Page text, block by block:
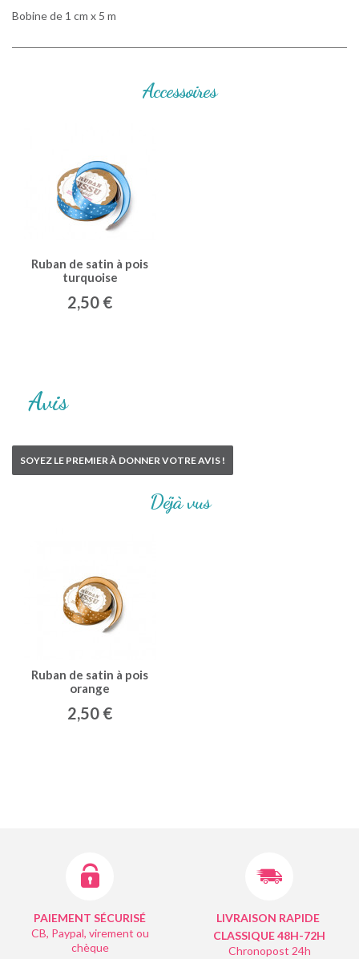
Bobine de 1 cm x 5 m
Accessoires
Ruban de satin à pois
turquoise
2,50 €
Avis
SOYEZ LE PREMIER À DONNER VOTRE AVIS !
Déjà vus
Ruban de satin à pois
orange
2,50 €
PAIEMENT SÉCURISÉ
CB, Paypal, virement ou
chèque
LIVRAISON RAPIDE
CLASSIQUE 48H-72H
Chronopost 24h